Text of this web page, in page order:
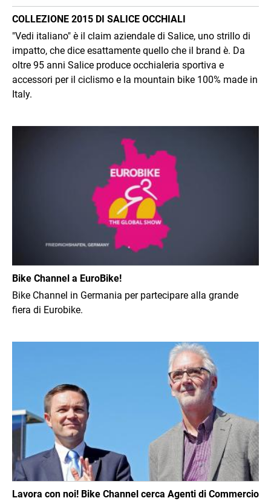
COLLEZIONE 2015 DI SALICE OCCHIALI
"Vedi italiano" è il claim aziendale di Salice, uno strillo di
impatto, che dice esattamente quello che il brand è. Da
oltre 95 anni Salice produce occhialeria sportiva e
accessori per il ciclismo e la mountain bike 100% made in
Italy.
Bike Channel a EuroBike!
Bike Channel in Germania per partecipare alla grande
fiera di Eurobike.
Lavora con noi! Bike Channel cerca Agenti di Commercio